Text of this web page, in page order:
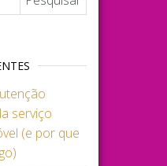
serviço
(e por que